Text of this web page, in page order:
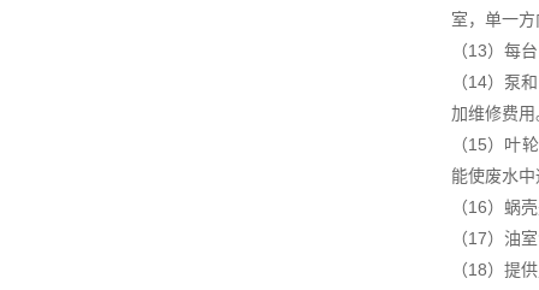
室，单一
（13）每
（14）泵
加维修费用
（15）叶
能使废水
（16）蜗
（17）油
（18）提